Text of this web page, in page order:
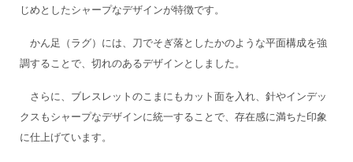
じめとしたシャープなデザインが特徴です。
かん足（ラグ）には、刀でそぎ落としたかのような平面構成を強
調することで、切れのあるデザインとしました。
さらに、ブレスレットのこまにもカット面を入れ、針やインデッ
クスもシャープなデザインに統一することで、存在感に満ちた印象
に仕上げています。